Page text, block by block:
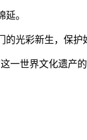
。
彩新生，保护
世界文化遗产的